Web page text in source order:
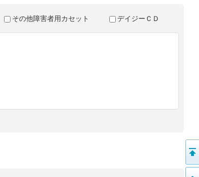
その他障害者用カセット デイジーＣＤ